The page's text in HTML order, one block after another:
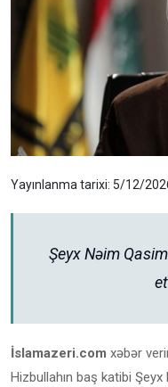
Yayınlanma tarixi: 5/12/
Şeyx Nəim
İslamazeri.com xəbər
Hizbullahın baş katibi